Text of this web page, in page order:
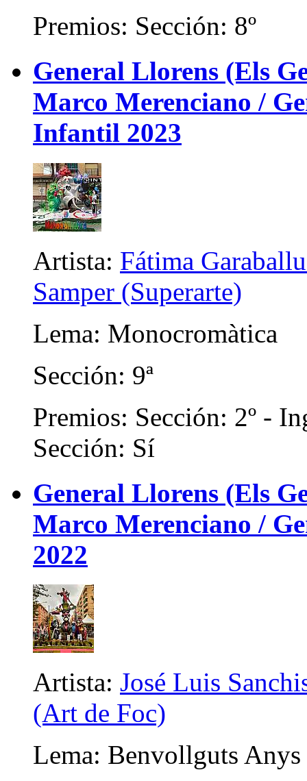
Premios: Sección: 8º
General Llorens (Els
Marco Merenciano /
Infantil 2023
Artista: Fátima
Samper (Superarte)
Lema: Monocromàtica
Sección: 9ª
Premios: Sección: 2º -
Sección: Sí
General Llorens (Els
Marco Merenciano /
2022
Artista: José Luis
(Art de Foc)
Lema: Benvollguts Anys